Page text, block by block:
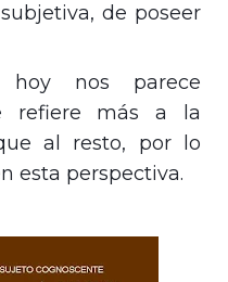
de poseer
nos parece
refiere más a la
al resto, por lo
esta perspectiva.